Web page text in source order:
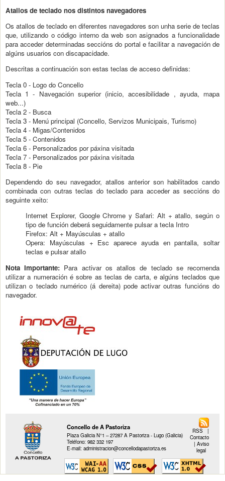
Atallos de teclado nos distintos navegadores
Os atallos de teclado en diferentes navegadores son unha serie de teclas
que, utilizando o código interno da web son asignados a funcionalidade
para acceder determinadas seccións do portal e facilitar a navegación de
algúns usuarios con discapacidade.
Descritas a continuación son estas teclas de acceso definidas:
Tecla 0 - Logo do Concello
Tecla 1 - Navegación superior (inicio, accesibilidade , ayuda, mapa
web...)
Tecla 2 - Busca
Tecla 3 - Menú principal (Concello, Servizos Municipais, Turismo)
Tecla 4 - Migas/Contenidos
Tecla 5 - Contenidos
Tecla 6 - Personalizados por páxina visitada
Tecla 7 - Personalizados por páxina visitada
Tecla 8 - Pie
Dependendo do seu navegador, atallos anterior son habilitados cando
combinada con outras teclas do teclado para acceder as seccións do
seguinte xeito:
Internet Explorer, Google Chrome y Safari: Alt + atallo, según o
tipo de función deberá seguidamente pulsar a tecla Intro
Firefox: Alt + Mayúsculas + atallo
Opera: Mayúsculas + Esc aparece ayuda en pantalla, soltar
teclas e pulsar atallo
Nota Importante: Para activar os atallos de teclado se recomenda
utilizar a numeración é sobre as teclas de carta, e algúns teclados que
utilizan o teclado numérico (á dereita) pode activar outras funcións do
navegador.
Concello de A Pastoriza
Plaza Galicia N°1 – 27287 A Pastoriza - Lugo (Galicia)
Teléfono: 982 332 197
E-mail: administracion@concellodapastoriza.es
RSS
|
Contacto
| Aviso
legal